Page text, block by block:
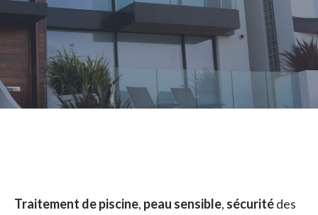
Traitement de piscine, peau sensible, sécuritédes